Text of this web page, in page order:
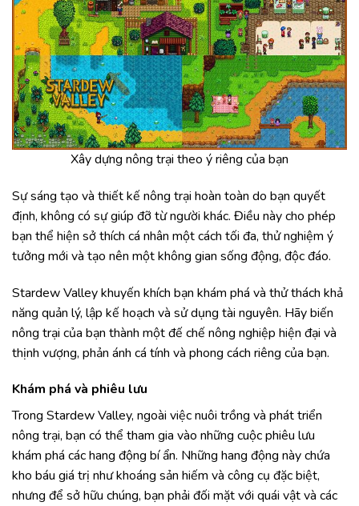
Xây dựng nông trại theo ý riêng của bạn
Sự sáng tạo và thiết kế nông trại hoàn toàn do bạn quyết
định, không có sự giúp đỡ từ người khác. Điều này cho phép
bạn thể hiện sở thích cá nhân một cách tối đa, thử nghiệm ý
tưởng mới và tạo nên một không gian sống động, độc đáo.
Stardew Valley khuyến khích bạn khám phá và thử thách khả
năng quản lý, lập kế hoạch và sử dụng tài nguyên. Hãy biến
nông trại của bạn thành một đế chế nông nghiệp hiện đại và
thịnh vượng, phản ánh cá tính và phong cách riêng của bạn.
Khám phá và phiêu lưu
Trong Stardew Valley, ngoài việc nuôi trồng và phát triển
nông trại, bạn có thể tham gia vào những cuộc phiêu lưu
khám phá các hang động bí ẩn. Những hang động này chứa
kho báu giá trị như khoáng sản hiếm và công cụ đặc biệt,
nhưng để sở hữu chúng, bạn phải đối mặt với quái vật và các